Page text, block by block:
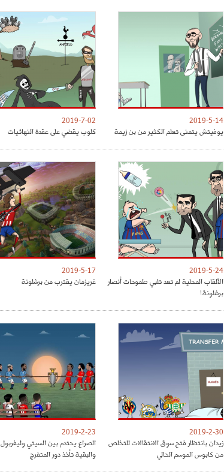
2019-5-14
يوفيتش يتمنى تعلم الكثير من بن زيمة
2019-7-02
كلوب يقضي على عقدة النهائيات
2019-5-24
الألقاب المحلية لم تعد تلبي طموحات أنصار
برشلونة!
2019-5-17
غريزمان يقترب من برشلونة
2019-2-30
زيدان بانتظار فتح سوق الانتقالات للتخلص
من كابوس الموسم الحالي
2019-2-23
الصراع يحتدم بين السيتي وليفربول
والبقية تأخذ دور المتفرج